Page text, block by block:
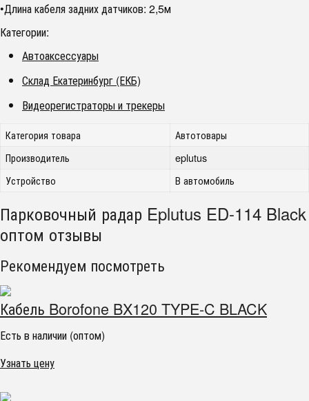
•Длина кабеля задних датчиков: 2,5м
Категории:
Автоаксессуары
Склад Екатеринбург (ЕКБ)
Видеорегистраторы и трекеры
Категория товара
Автотовары
Производитель
eplutus
Устройство
В автомобиль
Парковочный радар Eplutus ED-114 Black
оптом отзывы
Рекомендуем посмотреть
Кабель Borofone BX120 TYPE-C BLACK
Есть в наличии (оптом)
Узнать цену